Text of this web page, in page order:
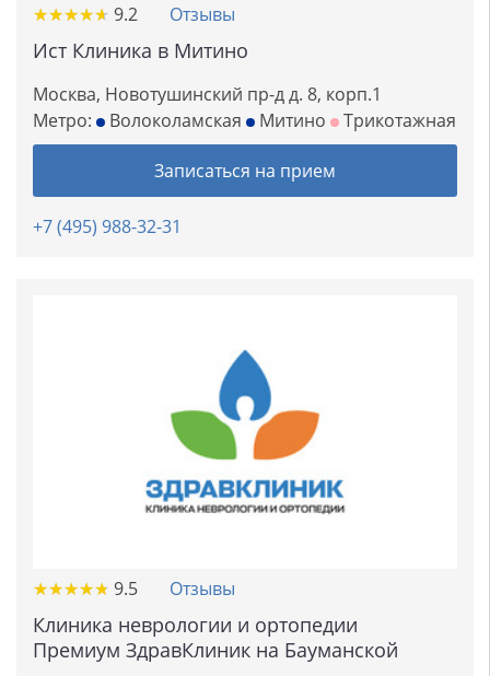
★★★★★
★★★★★ 9.2 Отзывы
Ист Клиника в Митино
Москва, Новотушинский пр-д д. 8, корп.1
Метро:
Волоколамская Митино Трикотажная
Записаться на прием
+7 (495) 988-32-31
★★★★★
★★★★★ 9.5 Отзывы
Клиника неврологии и ортопедии
Премиум ЗдравКлиник на Бауманской